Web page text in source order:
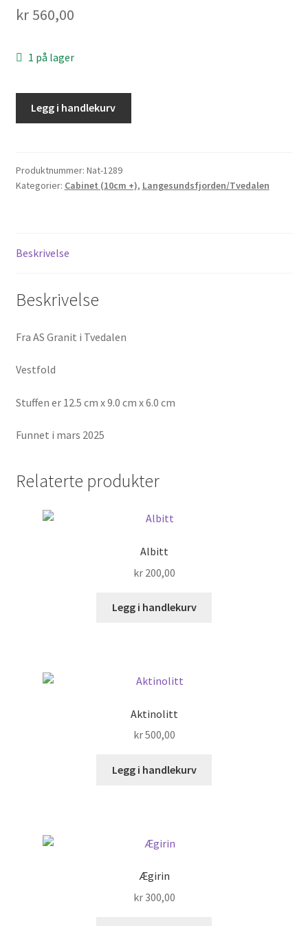
Personvern
Til kassen
kr560,00
1 på lager
Legg i handlekurv
Produktnummer: Nat-1289
Kategorier: Cabinet (10cm +), Langesundsfjorden/Tvedalen
Beskrivelse
Beskrivelse
Fra AS Granit i Tvedalen
Vestfold
Stuffen er 12.5 cm x 9.0 cm x 6.0 cm
Funnet i mars 2025
Relaterte produkter
Albitt
kr200,00
Legg i handlekurv
Aktinolitt
kr500,00
Legg i handlekurv
Ægirin
kr300,00